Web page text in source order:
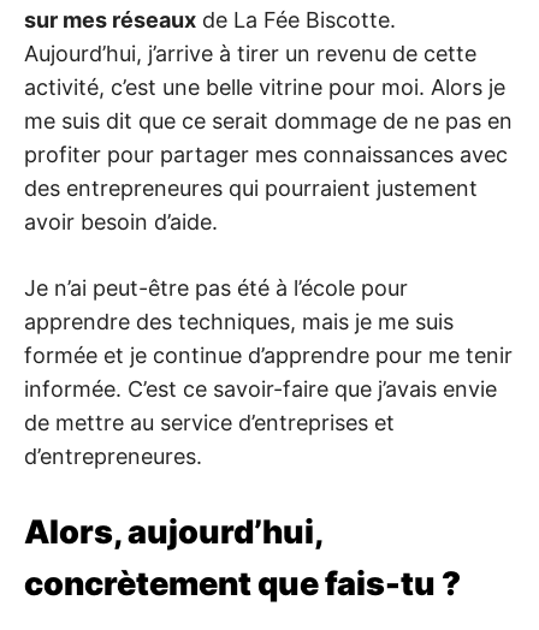
sur mes réseaux de La Fée Biscotte.
Aujourd’hui, j’arrive à tirer un revenu de cette
activité, c’est une belle vitrine pour moi. Alors je
me suis dit que ce serait dommage de ne pas en
profiter pour partager mes connaissances avec
des entrepreneures qui pourraient justement
avoir besoin d’aide.
Je n’ai peut-être pas été à l’école pour
apprendre des techniques, mais je me suis
formée et je continue d’apprendre pour me tenir
informée. C’est ce savoir-faire que j’avais envie
de mettre au service d’entreprises et
d’entrepreneures.
Alors, aujourd’hui,
concrètement que fais-tu ?